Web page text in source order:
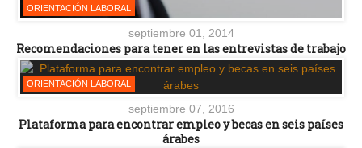
ORIENTACIÓN LABORAL
septiembre 01, 2014
Recomendaciones para tener en las entrevistas de trabajo
ORIENTACIÓN LABORAL
septiembre 07, 2016
Plataforma para encontrar empleo y becas en seis países
árabes